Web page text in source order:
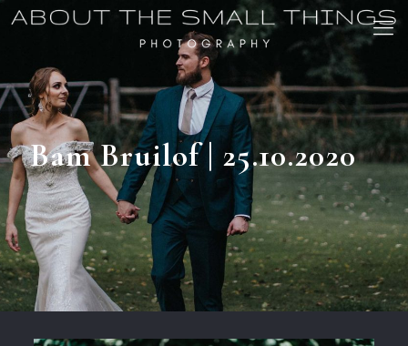
Bam Bruilof | 25.10.2020